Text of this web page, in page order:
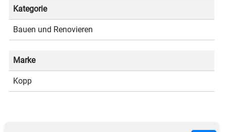
Kategorie
Bauen und Renovieren
Marke
Kopp